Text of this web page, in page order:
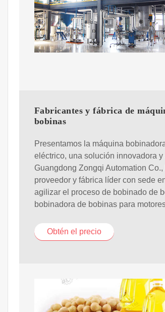
Fabricantes y fábrica de
bobinas
Presentamos la máquina
eléctrico, una solución innovadora
Guangdong Zongqi Automation Co.,
proveedor y fábrica líder con sede
agilizar el proceso de bobinado de
bobinadora de bobinas para
Obtén el precio